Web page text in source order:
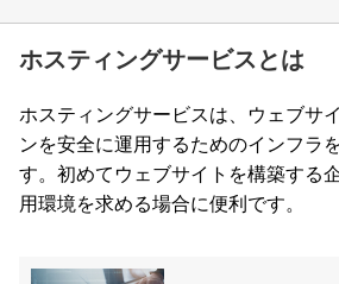
ホスティングサービスとは
ホスティングサービスは、ウェブサ
ンを安全に運用するためのインフラ
す。初めてウェブサイトを構築する
用環境を求める場合に便利です。